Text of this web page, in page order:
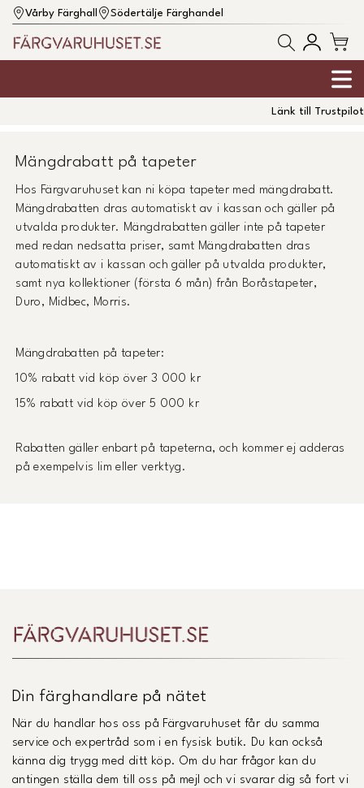
Vårby Färghall Södertälje Färghandel
Länk till Trustpilot
Mängdrabatt på tapeter
Hos Färgvaruhuset kan ni köpa tapeter med mängdrabatt.
Mängdrabatten dras automatiskt av i kassan och gäller på
utvalda produkter. Mängdrabatten gäller inte på tapeter
med redan nedsatta priser, samt Mängdrabatten dras
automatiskt av i kassan och gäller på utvalda produkter,
samt nya kollektioner (första 6 mån) från Boråstapeter,
Duro, Midbec, Morris.
Mängdrabatten på tapeter:
10% rabatt vid köp över 3 000 kr
15% rabatt vid köp över 5 000 kr
Rabatten gäller enbart på tapeterna, och kommer ej adderas
på exempelvis lim eller verktyg.
Din färghandlare på nätet
När du handlar hos oss på Färgvaruhuset får du samma
service och expertråd som i en fysisk butik. Du kan också
känna dig trygg med ditt köp. Om du har frågor kan du
antingen ställa dem till oss på mejl och vi svarar dig så fort vi